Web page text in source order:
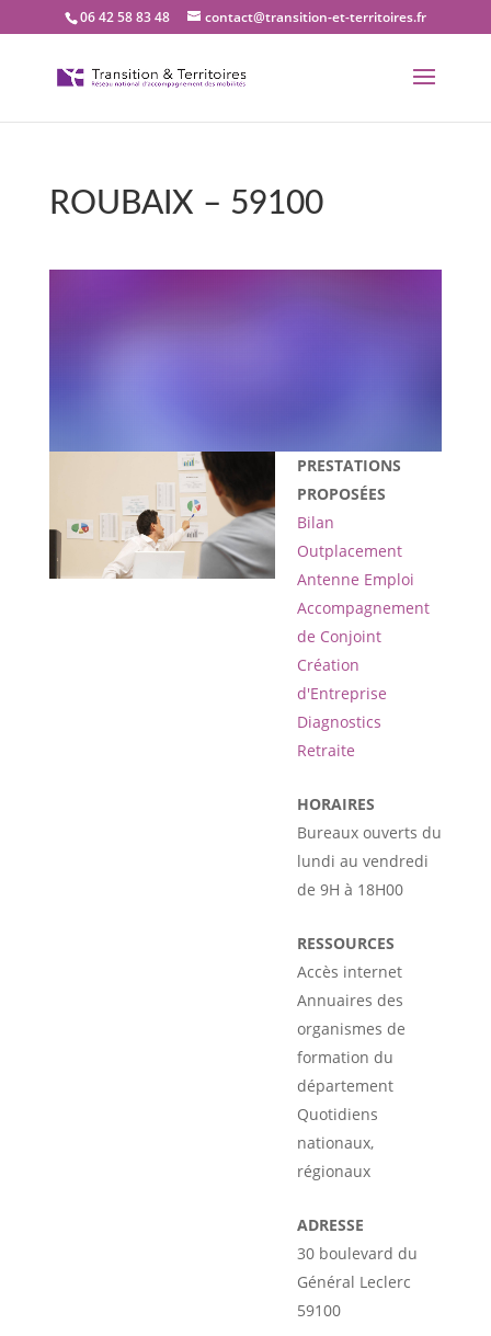
06 42 58 83 48 contact@transition-et-territoires.fr
ROUBAIX – 59100
bureau Transition et
PRESTATIONS
PROPOSÉES
Bilan
Outplacement
Antenne Emploi
Accompagnement
de Conjoint
Création
d'Entreprise
Diagnostics
Retraite
HORAIRES
Bureaux ouverts du
lundi au vendredi
de 9H à 18H00
RESSOURCES
Accès internet
Annuaires des
organismes de
formation du
département
Quotidiens
nationaux,
régionaux
ADRESSE
30 boulevard du
Général Leclerc
59100